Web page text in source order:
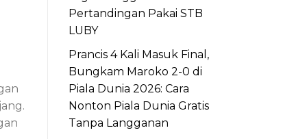
Pertandingan Pakai STB
LUBY
Prancis 4 Kali Masuk Final,
Bungkam Maroko 2-0 di
Piala Dunia 2026: Cara
Nonton Piala Dunia Gratis
Tanpa Langganan